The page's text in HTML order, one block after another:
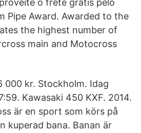
o frete grátis pelo
Pipe Award. Awarded to the
the highest number of
main and Motocross
000 kr. Stockholm. Idag
Kawasaki 450 KXF. 2014.
är en sport som körs på
kuperad bana. Banan är